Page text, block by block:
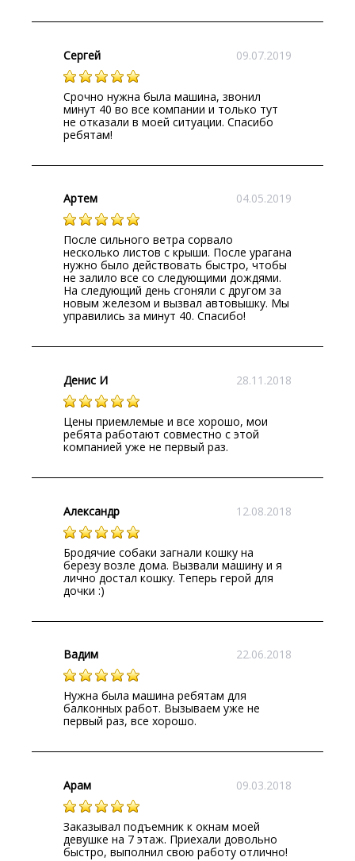
09.07.2019
Сергей
Срочно нужна была машина, звонил
минут 40 во все компании и только тут
не отказали в моей ситуации. Спасибо
ребятам!
04.05.2019
Артем
После сильного ветра сорвало
несколько листов с крыши. После урагана
нужно было действовать быстро, чтобы
не залило все со следующими дождями.
На следующий день сгоняли с другом за
новым железом и вызвал автовышку. Мы
управились за минут 40. Спасибо!
28.11.2018
Денис И
Цены приемлемые и все хорошо, мои
ребята работают совместно с этой
компанией уже не первый раз.
12.08.2018
Александр
Бродячие собаки загнали кошку на
березу возле дома. Вызвали машину и я
лично достал кошку. Теперь герой для
дочки :)
22.06.2018
Вадим
Нужна была машина ребятам для
балконных работ. Вызываем уже не
первый раз, все хорошо.
09.03.2018
Арам
Заказывал подъемник к окнам моей
девушке на 7 этаж. Приехали довольно
быстро, выполнил свою работу отлично!